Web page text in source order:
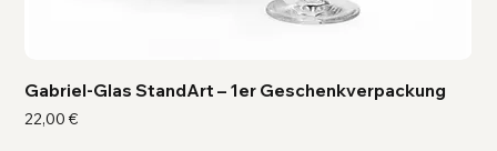
Gabriel-Glas StandArt – 1er Geschenkverpackung
Preis
22,00 €